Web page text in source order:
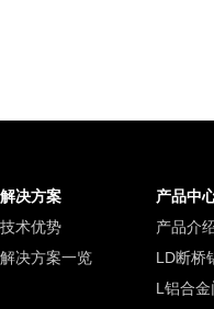
解决方案 产品中
技术优势
产品介
解决方案一览
LD断桥
L铝合